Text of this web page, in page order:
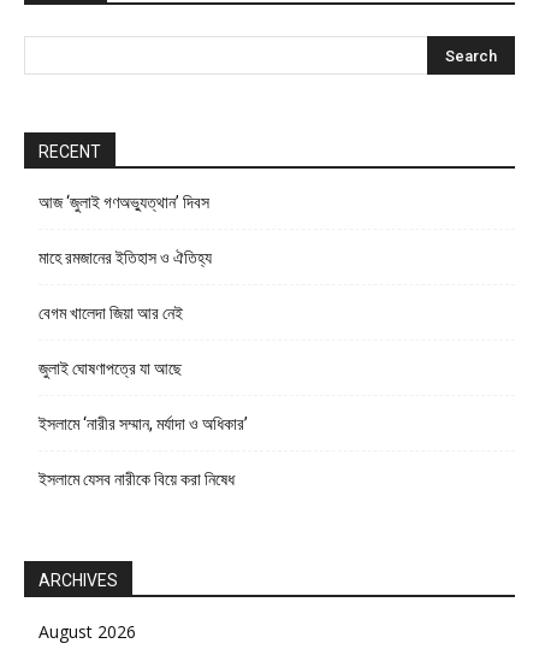
RECENT
আজ ‘জুলাই গণঅভ্যুত্থান’ দিবস
মাহে রমজানের ইতিহাস ও ঐতিহ্য
বেগম খালেদা জিয়া আর নেই
জুলাই ঘোষণাপত্রে যা আছে
ইসলামে ‘নারীর সম্মান, মর্যাদা ও অধিকার’
ইসলামে যেসব নারীকে বিয়ে করা নিষেধ
ARCHIVES
August 2026